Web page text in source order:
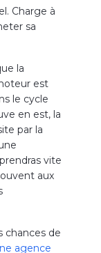
Charge à
sa
la
est
le cycle
en est, la
par la
vite
aux
chances de
agence